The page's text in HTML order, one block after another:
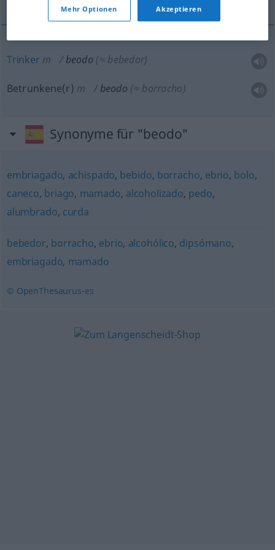
Trinker m beodo (≈ bebedor)
Betrunkene(r) m beodo (≈ borracho)
Synonyme für "beodo"
embriagado, achispado, bebido, borracho, ebrio, bolo,
caneco, briago, mamado, alcoholizado, pedo,
alumbrado, curda
bebedor, borracho, ebrio, alcohólico, dipsómano,
embriagado, mamado
© OpenThesaurus-es
Mehr Optionen Akzeptieren